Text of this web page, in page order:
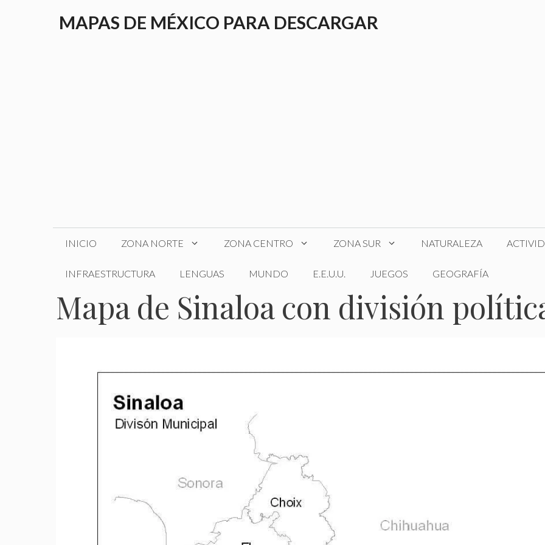
MAPAS DE MÉXICO PARA DESCARGAR
INICIO ZONA NORTE ZONA CENTRO ZONA SUR NATURALEZA
INFRAESTRUCTURA LENGUAS MUNDO E.E.U.U. JUEGOS GEOGRAFÍA
Mapa de Sinaloa con división